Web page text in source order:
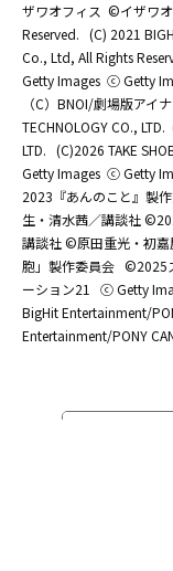
ザワオフィス ©イザワ
Reserved. (C) 2021
Co., Ltd, All Rights
Getty Images ⓒ Getty
（C）BNOI/劇場版アイ
TECHNOLOGY CO., LTD.
LTD. (C)2026 TAKE
Getty Images ⓒ Getty
2023『あんのこと』製
生・清水茜／講談社
講談社 ©原田重光・初
胞」製作委員会 ©2025
ーション21
ⓒ Getty
BigHit Entertainment/
Entertainment/PONY